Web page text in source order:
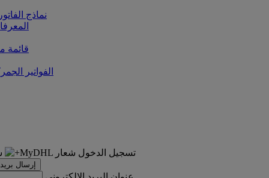
نماذج
قائمة
الفواتير
تسجيل الدخول
إرسال